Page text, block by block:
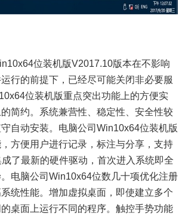
位装机版V2017.10版本在不影响
行的前提下，已经尽可能关闭非必要服
位装机版重点突出功能上的方便实
简约。系统兼营性、稳定性、安全性较
自动安装。电脑公司Win10x64位装机版
方便用户进行记录，标注与分享，支持
了最新的硬件驱动，首次进入系统即全
电脑公司Win10x64位数几十项优化注册
统性能。增加虚拟桌面，即使建立多个
桌面上运行不同的程序。触控手势功能